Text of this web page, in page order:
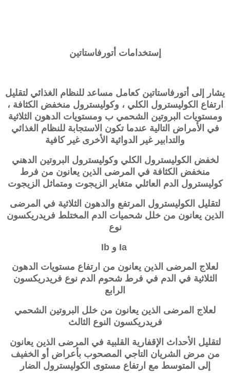
إستخدامات أتورفاستاتين
يشار إلى أتورفاستاتين كعامل مساعد للنظام الغذائي لتقليل
ارتفاع الكوليسترول الكلي ، وكوليسترول منخفض الكثافة ،
ومستويات البروتين الشحمي ب ومستويات الدهون الثلاثية
في الأمراض التالية عندما تكون الاستجابة للنظام الغذائي
والتدابير غير الدوائية الأخرى غير كافية
لخفض الكوليسترول الكلي وكوليسترول البروتين الدهني
منخفض الكثافة في المرضى الذين يعانون من فرط
كوليسترول الدم العائلي متغاير الزيجوت ومتماثل الزيجوت
لتقليل الكوليسترول المرتفع والدهون الثلاثية في المرضى
الذين يعانون من خلل شحميات الدم المختلط فريدريكسون
نوع
Ia و Ib
لعلاج المرضى الذين يعانون من ارتفاع مستويات الدهون
الثلاثية في الدم في فرط شحوم الدم نوع فريدريكسون
الرابع
لعلاج المرضى الذين يعانون من خلل البروتين الشحمي
فريدريكسون النوع الثالث
لتقليل الأحداث الإقفارية القلبية في المرضى الذين يعانون
من مرض الشريان التاجي المصحوب بأعراض أو الخفيف
إلى المتوسط ​​مع ارتفاع مستوى الكوليسترول الضار